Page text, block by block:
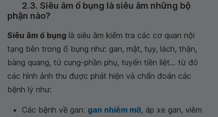
2.3. Siêu âm ổ bụng là siêu âm những bộ
phận nào?
Siêu âm ổ bụng là siêu âm kiểm tra các cơ quan nội
tạng bên trong ổ bụng như: gan, mật, tụy, lách, thận,
bàng quang, tử cung-phần phụ, tuyến tiền liệt... từ đó
các hình ảnh thu được phát hiện và chẩn đoán các
bệnh lý như:
Các bệnh về gan: gan nhiễm mỡ, áp xe gan, viêm